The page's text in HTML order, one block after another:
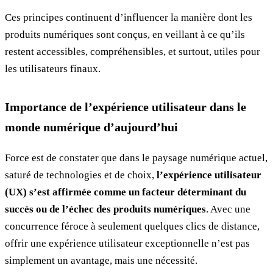
Ces principes continuent d’influencer la manière dont les
produits numériques sont conçus, en veillant à ce qu’ils
restent accessibles, compréhensibles, et surtout, utiles pour
les utilisateurs finaux.
Importance de l’expérience utilisateur dans le
monde numérique d’aujourd’hui
Force est de constater que dans le paysage numérique actuel,
saturé de technologies et de choix, l’expérience utilisateur
(UX) s’est affirmée comme un facteur déterminant du
succès ou de l’échec des produits numériques. Avec une
concurrence féroce à seulement quelques clics de distance,
offrir une expérience utilisateur exceptionnelle n’est pas
simplement un avantage, mais une nécessité.